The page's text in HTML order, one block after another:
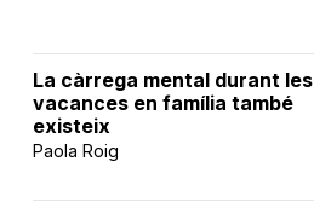
La càrrega mental durant les
vacances en família també
existeix
Paola Roig